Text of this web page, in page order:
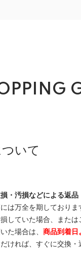
いて
・汚損などによる返品
は万全を期しておりま
していた場合、または
た場合は、 商品到着日
ければ、すぐに交換・